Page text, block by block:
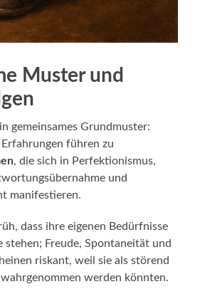
Muster und
gemeinsames Grundmuster:
führen zu
, die sich in Perfektionismus,
und
manifestieren.
dass ihre eigenen Bedürfnisse
stehen; Freude, Spontaneität und
riskant, weil sie als störend
werden könnten.